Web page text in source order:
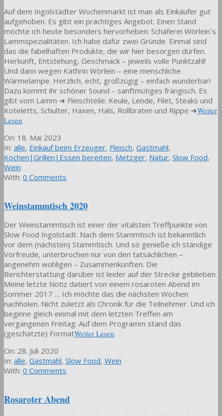
Auf dem Ingolstädter Wochenmarkt ist man als Einkäufer gut
aufgehoben. Es gibt ein prächtiges Angebot. Einen Stand
möchte ich heute besonders hervorheben: Schäferei Wörlein´s
Lammspezialitäten. Ich habe dafür zwei Gründe. Einmal sind
das die fabelhaften Produkte, die wir hier besorgen dürfen.
Herkunft, Entstehung, Geschmack – jeweils volle Punktzahl!
Und dann wegen Kathrin Wörlein – eine menschliche
Wärmelampe. Herzlich, echt, großzügig – einfach wunderbar!
Dazu kommt ihr schöner Sound – sanftmütiges frängisch. Es
gibt vom Lamm ➜ Fleischteile: Keule, Lende, Filet, Steaks und
Koteletts, Schulter, Haxen, Hals, Rollbraten und Rippe ➜Weiter
Lesen
2023-
05-
18
On: 18. Mai 2023
In: alle, Einkauf beim Erzeuger, Fleisch, Gastmahl,
Kochen|Grillen|Essen bereiten, Metzger, Natur, Slow Food,
Wein
With: 0 Comments
Weinstammtisch 2020
Der Weinstammtisch ist einer der vitalsten Treffpunkte von
Slow Food Ingolstadt. Nach dem Stammtisch ist bekanntlich
vor dem (nächsten) Stammtisch. Und so genieße ich ständige
Vorfreude, unterbrochen nur von den tatsächlichen –
angenehm wohligen – Zusammenkünften. Die
Berichterstattung darüber ist leider auf der Strecke geblieben.
Meine letzte Notiz datiert von einem rosaroten Abend im
Sommer 2017 … Ich möchte das die nächsten Wochen
nachholen. Nicht zuletzt als Chronik für die Teilnehmer. Und ich
beginne gleich einmal mit dem letzten Treffen am
vergangenen Freitag: Auf dem Programm stand das
(geschätzte) FormatWeiter Lesen
2020-
07-
28
On: 28. Juli 2020
In: alle, Gastmahl, Slow Food, Wein
With: 0 Comments
Rosaroter Abend